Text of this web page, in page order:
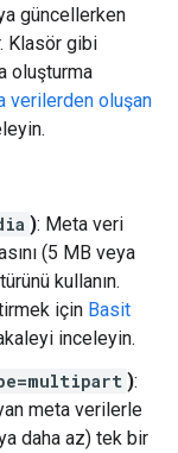
güncellerken
Klasör gibi
oluşturma
verilerden oluşan
): Meta veri
(5 MB veya
kullanın.
için Basit
inceleyin.
):
meta verilerle
daha az) tek bir